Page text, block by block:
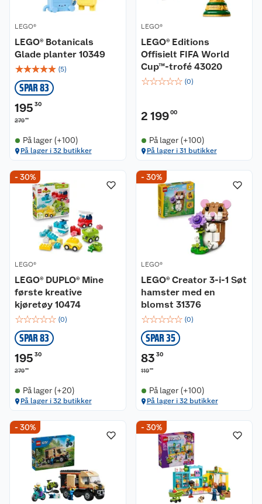
LEGO®
LEGO® Botanicals
Glade planter 10349
☆☆☆☆☆ (5)
SPAR 83
195 30
27900
På lager (+100)
På lager i 32 butikker
LEGO®
LEGO® Editions
Offisielt FIFA World
Cup™-trofé 43020
☆☆☆☆☆ (0)
2 19900
På lager (+100)
På lager i 31 butikker
- 30%
LEGO®
LEGO® DUPLO® Mine
første kreative
kjøretøy 10474
☆☆☆☆☆ (0)
SPAR 83
195 30
27900
På lager (+20)
På lager i 32 butikker
- 30%
LEGO®
LEGO® Creator 3-i-1 Søt
hamster med en
blomst 31376
☆☆☆☆☆ (0)
SPAR 35
83 30
11900
På lager (+100)
På lager i 32 butikker
- 30% - 30%